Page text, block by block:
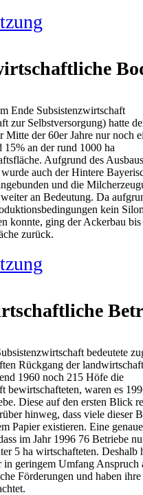
Ende Subsistenzwirtschaft
zur Selbstversorgung) hatte
Mitte der 60er Jahre nur noch
an der rund 1000 ha
Aufgrund des
wurde auch der Hintere
und die
an Bedeutung. Da
kein
konnte, ging der Ackerbau
zurück.
bedeutete
Rückgang der
1960 noch 215 Höfe die
bewirtschafteten, waren es
Diese auf den ersten Blick
hinweg, dass viele dieser
Papier existieren. Eine
im Jahr 1996 76 Betriebe
5 ha wirtschafteten. Deshalb
in geringem Umfang Anspruch
Förderungen und haben